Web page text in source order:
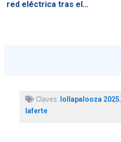
red eléctrica tras el…
Claves: lollapalooza 2025,
laferte